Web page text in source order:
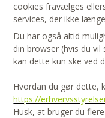
cookies fravælges
services, der ikke
Du har også altid
din browser (hvis du
kan dette kun ske ved
Hvordan du gør dette,
https://
Husk, at bruger du